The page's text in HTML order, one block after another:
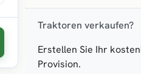
Traktoren verkaufen?
Erstellen Sie Ihr
Provision.